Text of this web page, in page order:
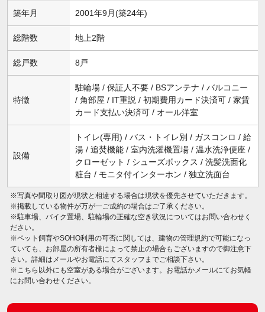
築年月 2001年9月(築24年)
総階数 地上2階
総戸数 8戸
特徴
駐輪場 / 保証人不要 / BSアンテナ / バルコニー
/ 角部屋 / IT重説 / 初期費用カード決済可 / 家賃
カード支払い決済可 / オール洋室
設備
トイレ(専用) / バス・トイレ別 / ガスコンロ / 給
湯 / 追焚機能 / 室内洗濯機置場 / 温水洗浄便座 /
クローゼット / シューズボックス / 洗髪洗面化
粧台 / モニタ付インターホン / 独立洗面台
※写真や間取り図が現状と相違する場合は現状を優先させていただきます。
※掲載している物件が万が一ご成約の場合はご了承ください。
※駐車場、バイク置場、駐輪場の正確な空き状況についてはお問い合わせく
ださい。
※ペット飼育やSOHO利用の可否に関しては、建物の管理規約で可能になっ
ていても、お部屋の所有者様によって禁止の場合もございますので御注意下
さい。詳細はメールやお電話にてスタッフまでご相談下さい。
※こちら以外にも空室がある場合がございます。お電話かメールにてお気軽
にお問い合わせください。